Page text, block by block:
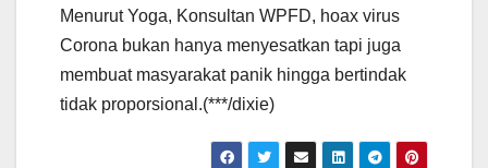
Menurut Yoga, Konsultan WPFD, hoax virus
Corona bukan hanya menyesatkan tapi juga
membuat masyarakat panik hingga bertindak
tidak proporsional.(***/dixie)